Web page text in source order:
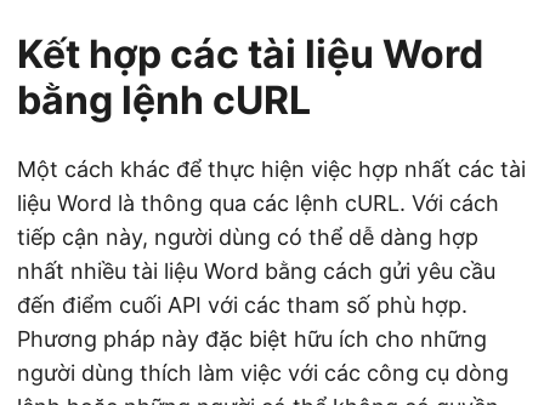
Kết hợp các tài liệu Word
bằng lệnh cURL
Một cách khác để thực hiện việc hợp nhất các tài
liệu Word là thông qua các lệnh cURL. Với cách
tiếp cận này, người dùng có thể dễ dàng hợp
nhất nhiều tài liệu Word bằng cách gửi yêu cầu
đến điểm cuối API với các tham số phù hợp.
Phương pháp này đặc biệt hữu ích cho những
người dùng thích làm việc với các công cụ dòng